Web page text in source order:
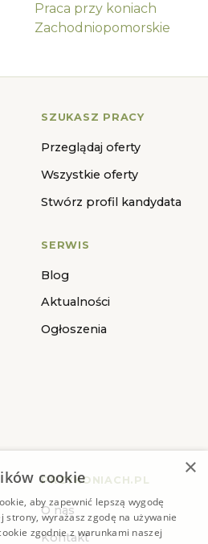
Praca przy koniach
Zachodniopomorskie
SZUKASZ PRACY
Przeglądaj oferty
Wszystkie oferty
Stwórz profil kandydata
SERWIS
Blog
Aktualności
Ogłoszenia
PRZYKONIACH.PL
O nas
Kontakt
×
cookie
aby zapewnić lepszą wygodę
strony, wyrażasz zgodę na używanie
zgodnie z warunkami naszej